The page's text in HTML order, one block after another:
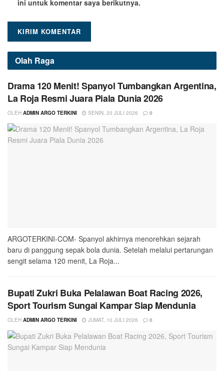
ini untuk komentar saya berikutnya.
Olah Raga
Drama 120 Menit! Spanyol Tumbangkan Argentina,
La Roja Resmi Juara Piala Dunia 2026
OLEH ADMIN ARGO TERKINI SENIN, 20 JULI 2026 0
ARGOTERKINI-COM- Spanyol akhirnya menorehkan sejarah
baru di panggung sepak bola dunia. Setelah melalui pertarungan
sengit selama 120 menit, La Roja...
Bupati Zukri Buka Pelalawan Boat Racing 2026,
Sport Tourism Sungai Kampar Siap Mendunia
OLEH ADMIN ARGO TERKINI JUMAT, 10 JULI 2026 0